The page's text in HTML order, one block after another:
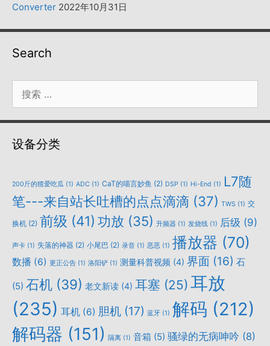
Converter 2022年10月31日
Search
索：
设备分类
200斤的猹爱吃瓜 (1) ADC (1) CaT的喵言妙鱼 (2) DSP (1) Hi-End (1) L7随
笔---来自站长吐槽的点点滴滴 (37) TWS (1) 交
换机 (2) 前级 (41) 功放 (35) 升频器 (1) 发烧线 (1) 后级 (9)
声卡 (1) 失落的神器 (2) 小尾巴 (2) 录音 (1) 恶恶 (1) 播放器 (70)
数播 (6) 更正公告 (1) 洛阳铲 (1) 测量科普视频 (4) 界面 (16) 石
(5) 石机 (39) 老文新读 (4) 耳塞 (25) 耳放
(235) 耳机 (6) 胆机 (17) 蓝牙 (1) 解码 (212)
解码器 (151) 隔离 (1) 音箱 (5) 骚绿的无病呻吟 (8)